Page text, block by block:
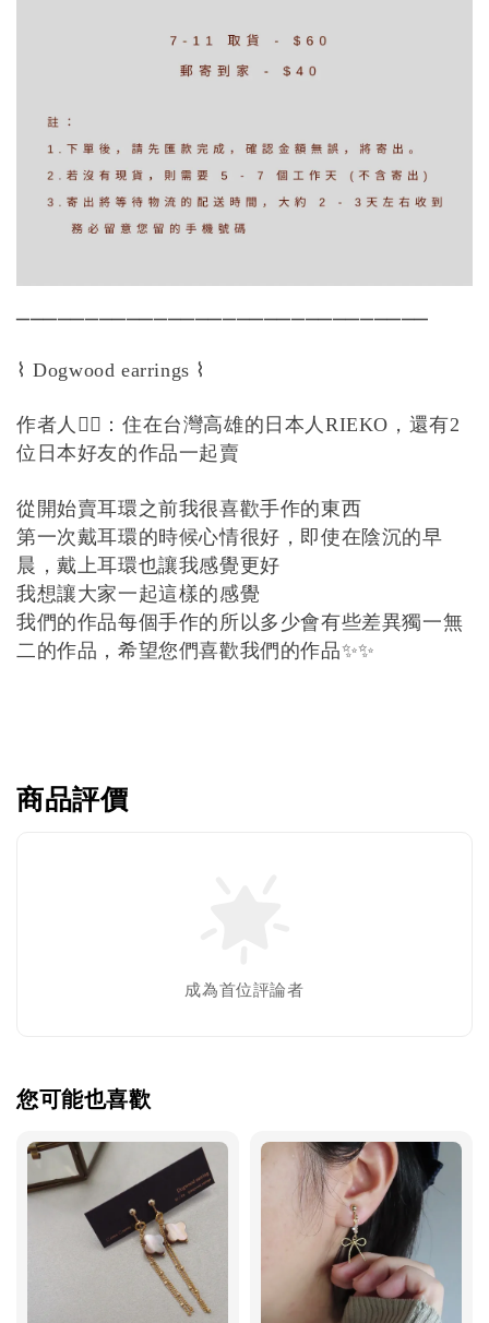
⌇ Dogwood earrings ⌇
作者人 💁‍♀️ ：住在台灣高雄的日本人RIEKO ，還有2
位日本好友的作品一起賣
從開始賣耳環之前我很喜歡手作的東西
第一次戴耳環的時候心情很好，即使在陰沉的早
晨，戴上耳環也讓我感覺更好
我想讓大家一起這樣的感覺
我們的作品每個手作的所以多少會有些差異獨一無
二的作品，希望您們喜歡我們的作品✨✨
商品評價
成為首位評論者
您可能也喜歡